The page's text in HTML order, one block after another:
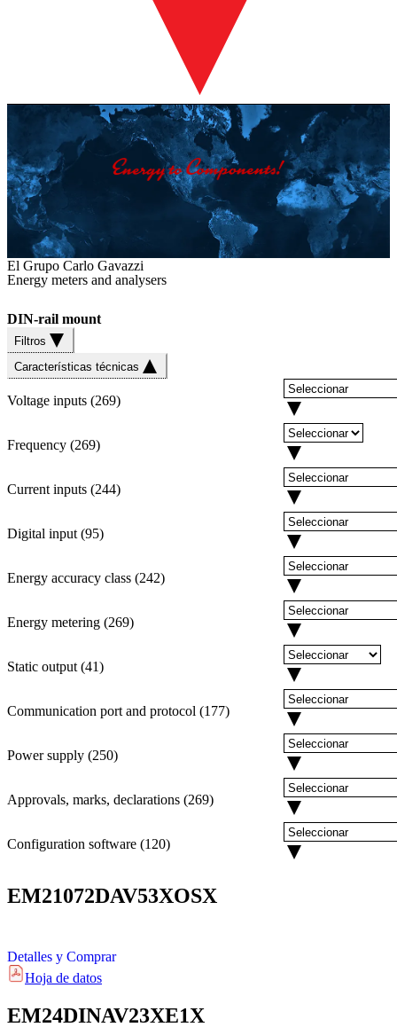
El Grupo Carlo Gavazzi
Energy meters and analysers
DIN-rail mount
Filtros
Características técnicas
Voltage inputs (269)
Frequency (269)
Current inputs (244)
Digital input(95)
Energy accuracy class (242)
Energy metering (269)
Static output(41)
Communication port and protocol (177)
Power supply (250)
Approvals, marks, declarations (269)
Configuration software (120)
EM21072DAV53XOSX
Detalles y Comprar
Hoja de datos
EM24DINAV23XE1X